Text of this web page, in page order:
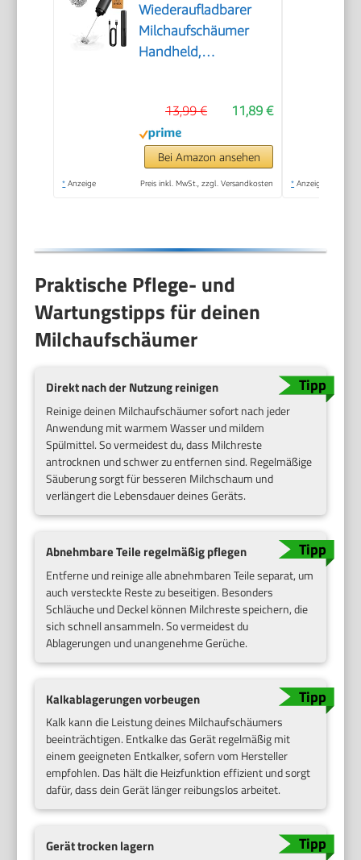
Wiederaufladbarer
Milchaufschäumer
Handheld,
Tragbarer
Handaufschäumer,
Zauberstab,
Getränkemixer für
11,89 €
13,99 €
Bei Amazon ansehen
* Anzeige Preis inkl. MwSt., zzgl. Versandkosten * Anzeige
Praktische Pflege- und
Wartungstipps für deinen
Milchaufschäumer
Direkt nach der Nutzung reinigen
Reinige deinen Milchaufschäumer sofort nach jeder
Anwendung mit warmem Wasser und mildem
Spülmittel. So vermeidest du, dass Milchreste
antrocknen und schwer zu entfernen sind. Regelmäßige
Säuberung sorgt für besseren Milchschaum und
verlängert die Lebensdauer deines Geräts.
Abnehmbare Teile regelmäßig pflegen
Entferne und reinige alle abnehmbaren Teile separat, um
auch versteckte Reste zu beseitigen. Besonders
Schläuche und Deckel können Milchreste speichern, die
sich schnell ansammeln. So vermeidest du
Ablagerungen und unangenehme Gerüche.
Kalkablagerungen vorbeugen
Kalk kann die Leistung deines Milchaufschäumers
beeinträchtigen. Entkalke das Gerät regelmäßig mit
einem geeigneten Entkalker, sofern vom Hersteller
empfohlen. Das hält die Heizfunktion effizient und sorgt
dafür, dass dein Gerät länger reibungslos arbeitet.
Gerät trocken lagern